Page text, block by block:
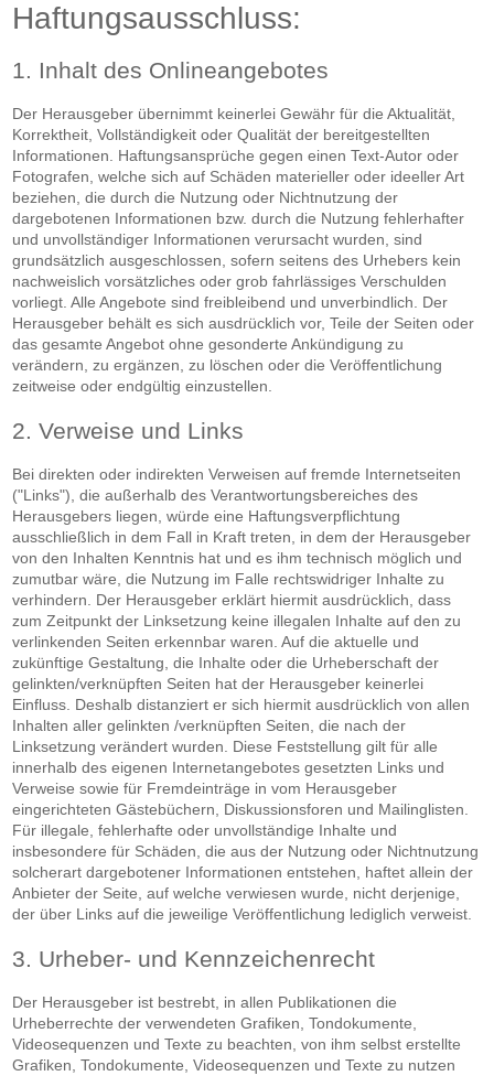
Haftungsausschluss:
1. Inhalt des Onlineangebotes
Der Herausgeber übernimmt keinerlei Gewähr für die Aktualität,
Korrektheit, Vollständigkeit oder Qualität der bereitgestellten
Informationen. Haftungsansprüche gegen einen Text-Autor oder
Fotografen, welche sich auf Schäden materieller oder ideeller Art
beziehen, die durch die Nutzung oder Nichtnutzung der
dargebotenen Informationen bzw. durch die Nutzung fehlerhafter
und unvollständiger Informationen verursacht wurden, sind
grundsätzlich ausgeschlossen, sofern seitens des Urhebers kein
nachweislich vorsätzliches oder grob fahrlässiges Verschulden
vorliegt. Alle Angebote sind freibleibend und unverbindlich. Der
Herausgeber behält es sich ausdrücklich vor, Teile der Seiten oder
das gesamte Angebot ohne gesonderte Ankündigung zu
verändern, zu ergänzen, zu löschen oder die Veröffentlichung
zeitweise oder endgültig einzustellen.
2. Verweise und Links
Bei direkten oder indirekten Verweisen auf fremde Internetseiten
("Links"), die außerhalb des Verantwortungsbereiches des
Herausgebers liegen, würde eine Haftungsverpflichtung
ausschließlich in dem Fall in Kraft treten, in dem der Herausgeber
von den Inhalten Kenntnis hat und es ihm technisch möglich und
zumutbar wäre, die Nutzung im Falle rechtswidriger Inhalte zu
verhindern. Der Herausgeber erklärt hiermit ausdrücklich, dass
zum Zeitpunkt der Linksetzung keine illegalen Inhalte auf den zu
verlinkenden Seiten erkennbar waren. Auf die aktuelle und
zukünftige Gestaltung, die Inhalte oder die Urheberschaft der
gelinkten/verknüpften Seiten hat der Herausgeber keinerlei
Einfluss. Deshalb distanziert er sich hiermit ausdrücklich von allen
Inhalten aller gelinkten /verknüpften Seiten, die nach der
Linksetzung verändert wurden. Diese Feststellung gilt für alle
innerhalb des eigenen Internetangebotes gesetzten Links und
Verweise sowie für Fremdeinträge in vom Herausgeber
eingerichteten Gästebüchern, Diskussionsforen und Mailinglisten.
Für illegale, fehlerhafte oder unvollständige Inhalte und
insbesondere für Schäden, die aus der Nutzung oder Nichtnutzung
solcherart dargebotener Informationen entstehen, haftet allein der
Anbieter der Seite, auf welche verwiesen wurde, nicht derjenige,
der über Links auf die jeweilige Veröffentlichung lediglich verweist.
3. Urheber- und Kennzeichenrecht
Der Herausgeber ist bestrebt, in allen Publikationen die
Urheberrechte der verwendeten Grafiken, Tondokumente,
Videosequenzen und Texte zu beachten, von ihm selbst erstellte
Grafiken, Tondokumente, Videosequenzen und Texte zu nutzen